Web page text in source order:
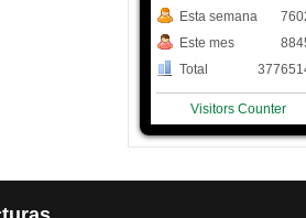
Esta semana
Este mes
Total
Visitors Counter